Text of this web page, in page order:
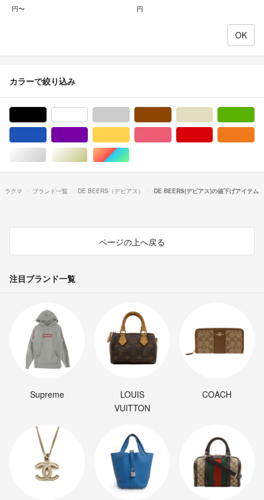
円〜 円
カラーで絞り込み
シルバー/銀色系ゴールド/金色系マルチカラー
ラクマ ブランド一覧 DE BEERS（デビアス） DE BEERS(デビアス)の値下げアイテム
ページの上へ戻る
注目ブランド一覧
Supreme
LOUIS
VUITTON
COACH